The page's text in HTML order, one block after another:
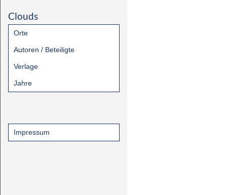
Clouds
Orte
Autoren / Beteiligte
Verlage
Jahre
Impressum